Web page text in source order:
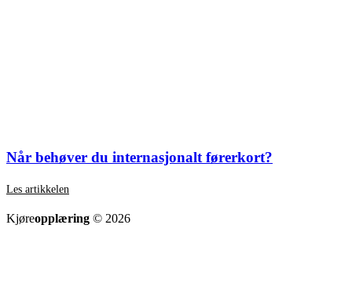
Når behøver du internasjonalt førerkort?
Les artikkelen
Kjøreopplæring © 2026